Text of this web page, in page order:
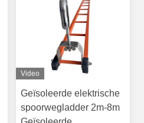
Video
Geïsoleerde elektrische
spoorwegladder 2m-8m